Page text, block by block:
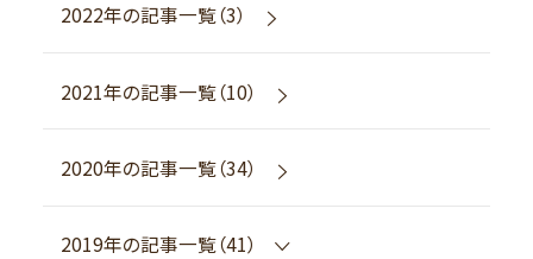
2022年の記事一覧（3）
2021年の記事一覧（10）
2020年の記事一覧（34）
2019年の記事一覧（41）